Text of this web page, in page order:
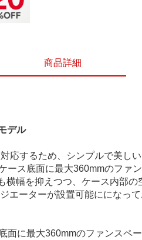
商品詳細
デル
応するため、シンプルで美し
ース底面に最大360mmのファ
横幅を抑えつつ、ケース内部の
エーターが設置可能にになって
面に最大360mmのファンスペー